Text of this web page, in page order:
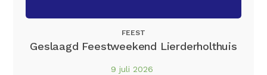
FEEST
Geslaagd Feestweekend Lierderholthuis
9 juli 2026